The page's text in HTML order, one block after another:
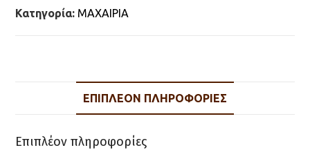
ΑΤΣΑΛΙΝΗ
Κατηγορία: ΜΑΧΑΙΡΙΑ
ΕΠΙΠΛΈΟΝ ΠΛΗΡΟΦΟΡΊΕΣ
Επιπλέον πληροφορίες